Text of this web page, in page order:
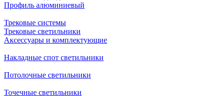
Профиль алюминиевый
Трековые системы
Трековые светильники
Аксессуары и комплектующие
Накладные спот светильники
Потолочные светильники
Точечные светильники